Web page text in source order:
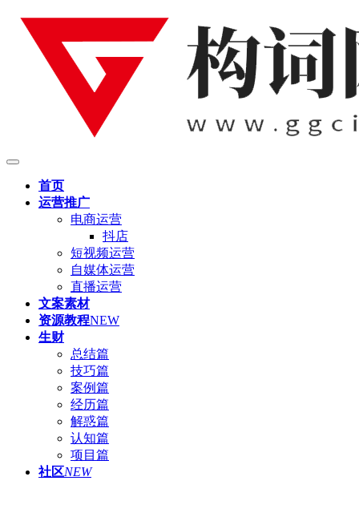
首页
运营推广
电商运营
抖店
短视频运营
自媒体运营
直播运营
文案素材
资源教程NEW
生财
总结篇
技巧篇
案例篇
经历篇
解惑篇
认知篇
项目篇
社区NEW